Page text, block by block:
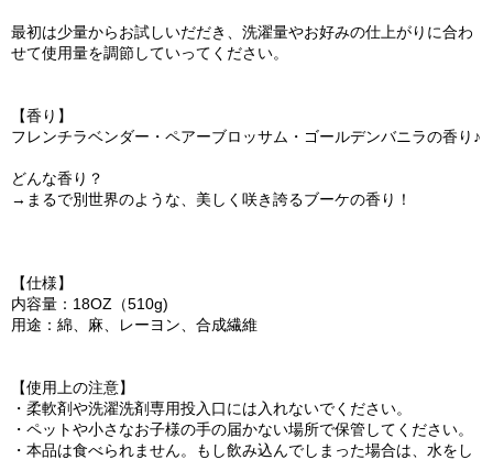
最初は少量からお試しいだだき、洗濯量やお好みの仕上がりに合わ
せて使用量を調節していってください。
【香り】
フレンチラベンダー・ペアーブロッサム・ゴールデンバニラの香り♪
どんな香り？
→まるで別世界のような、美しく咲き誇るブーケの香り！
【仕様】
内容量：18OZ（510g)
用途：綿、麻、レーヨン、合成繊維
【使用上の注意】
・柔軟剤や洗濯洗剤専用投入口には入れないでください。
・ペットや小さなお子様の手の届かない場所で保管してください。
・本品は食べられません。もし飲み込んでしまった場合は、水をし